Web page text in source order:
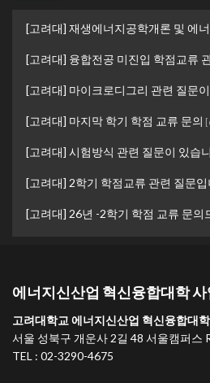
[고려대] 재생에너지공학개론 및 에
[고려대] 융합전공 미진입 학점교류
[고려대] 마이크로디그리 관련 질문
[고려대] 마지막 학기 학점 교류 문의 [
[고려대] 시험방식 관련 질문이 있습
[고려대] 2학기 학점교류 관련 질문
[고려대] 26년 -2학기 학점 교류 문의
에너지신산업 혁신융합대학
고려대학교 에너지신산업 혁신융합대
서울 성북구 개운사 2길 48 서울캠퍼스
TEL : 02-3290-4675